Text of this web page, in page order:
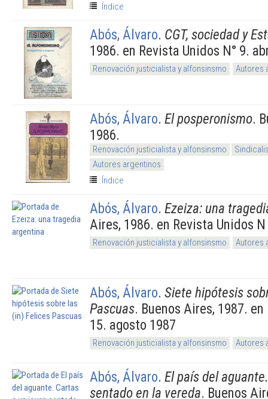
Índice
Abós, Álvaro. CGT, sociedad y
1986. en Revista Unidos N° 9.
Renovación justicialista y alfonsinsmo Autores
Abós, Álvaro. El posperonismo.
1986.
Renovación justicialista y alfonsinsmo
Autores argentinos
Índice
Abós, Álvaro. Ezeiza: una
Aires, 1986. en Revista Unidos N
Renovación justicialista y alfonsinsmo Autores
Abós, Álvaro. Siete hipótesis
Pascuas. Buenos Aires, 1987.
15. agosto 1987
Renovación justicialista y alfonsinsmo Autores
Abós, Álvaro. El país del
sentado en la vereda. Buenos